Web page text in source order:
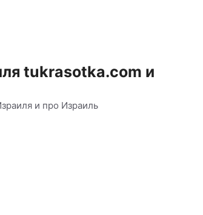
tukrasotka.com и
и про Израиль